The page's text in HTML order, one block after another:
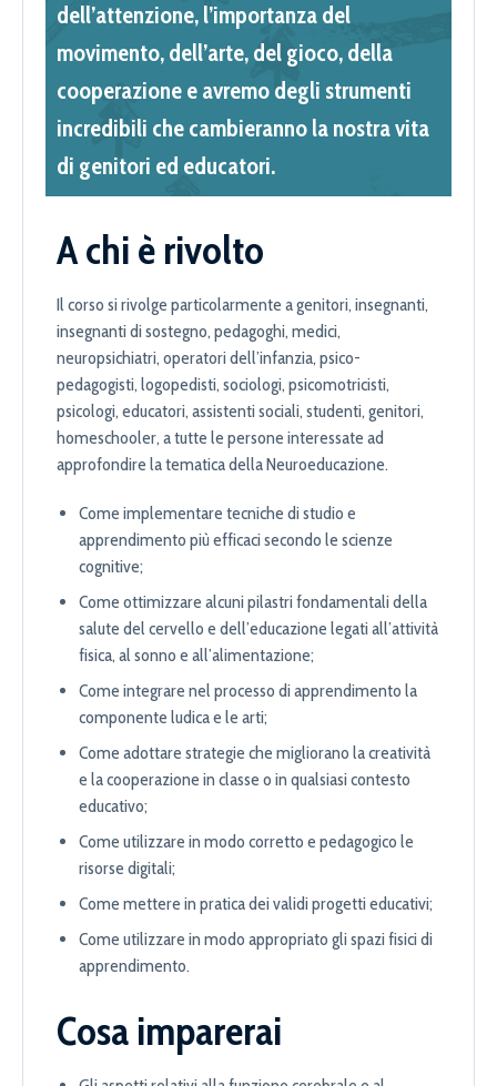
dell’attenzione, l’importanza del
movimento, dell’arte, del gioco, della
cooperazione e avremo degli strumenti
incredibili che cambieranno la nostra vita
di genitori ed educatori.
A chi è rivolto
Il corso si rivolge particolarmente a genitori, insegnanti,
insegnanti di sostegno, pedagoghi, medici,
neuropsichiatri, operatori dell’infanzia, psico-
pedagogisti, logopedisti, sociologi, psicomotricisti,
psicologi, educatori, assistenti sociali, studenti, genitori,
homeschooler, a tutte le persone interessate ad
approfondire la tematica della Neuroeducazione.
Come implementare tecniche di studio e
apprendimento più efficaci secondo le scienze
cognitive;
Come ottimizzare alcuni pilastri fondamentali della
salute del cervello e dell’educazione legati all’attività
fisica, al sonno e all’alimentazione;
Come integrare nel processo di apprendimento la
componente ludica e le arti;
Come adottare strategie che migliorano la creatività
e la cooperazione in classe o in qualsiasi contesto
educativo;
Come utilizzare in modo corretto e pedagogico le
risorse digitali;
Come mettere in pratica dei validi progetti educativi;
Come utilizzare in modo appropriato gli spazi fisici di
apprendimento.
Cosa imparerai